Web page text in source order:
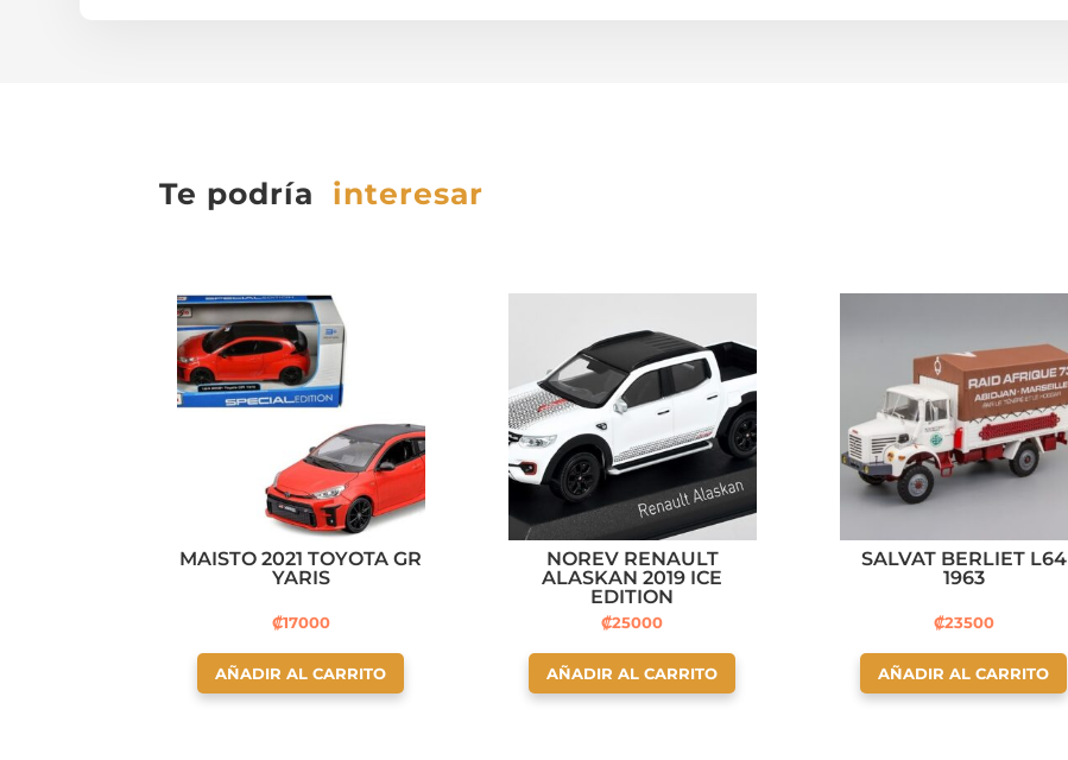
Te podría interesar
MAISTO 2021 TOYOTA GR
YARIS
₡17000
AÑADIR AL CARRITO
NOREV RENAULT
ALASKAN 2019 ICE
EDITION
₡25000
AÑADIR AL CARRITO
SALVAT BERLIET L64
1963
₡23500
AÑADIR AL CARRITO